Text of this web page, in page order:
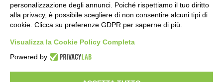
Calcola
Scorporo IVA
personalizzazione degli annunci. Poiché rispettiamo il tuo diritto
alla privacy, è possibile scegliere di non consentire alcuni tipi di
cookie. Clicca su preferenze GDPR per saperne di più.
Visualizza la Cookie Policy Completa
Powered by